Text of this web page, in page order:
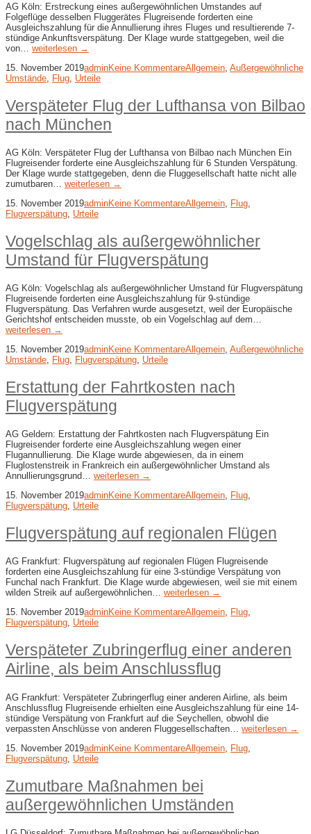
AG Köln: Erstreckung eines außergewöhnlichen Umstandes auf
Folgeflüge desselben Fluggerätes Flugreisende forderten eine
Ausgleichszahlung für die Annullierung ihres Fluges und resultierende 7-
stündige Ankunftsverspätung. Der Klage wurde stattgegeben, weil die
von… weiterlesen →
15. November 2019adminKeine KommentareAllgemein Außergewöhnliche
Umstände Flug Urteile
Verspäteter Flug der Lufthansa von Bilbao
nach München
AG Köln: Verspäteter Flug der Lufthansa von Bilbao nach München Ein
Flugreisender forderte eine Ausgleichszahlung für 6 Stunden Verspätung.
Der Klage wurde stattgegeben, denn die Fluggesellschaft hatte nicht alle
zumutbaren… weiterlesen →
15. November 2019adminKeine KommentareAllgemein Flug
Flugverspätung Urteile
Vogelschlag als außergewöhnlicher
Umstand für Flugverspätung
AG Köln: Vogelschlag als außergewöhnlicher Umstand für Flugverspätung
Flugreisende forderten eine Ausgleichszahlung für 9-stündige
Flugverspätung. Das Verfahren wurde ausgesetzt, weil der Europäische
Gerichtshof entscheiden musste, ob ein Vogelschlag auf dem…
weiterlesen →
15. November 2019adminKeine KommentareAllgemein, Außergewöhnliche
Umstände, Flug, Flugverspätung, Urteile
Erstattung der Fahrtkosten nach
Flugverspätung
AG Geldern: Erstattung der Fahrtkosten nach Flugverspätung Ein
Flugreisender forderte eine Ausgleichszahlung wegen einer
Flugannullierung. Die Klage wurde abgewiesen, da in einem
Fluglostenstreik in Frankreich ein außergewöhnlicher Umstand als
Annullierungsgrund… weiterlesen →
15. November 2019adminKeine KommentareAllgemein, Flug,
Flugverspätung, Urteile
Flugverspätung auf regionalen Flügen
AG Frankfurt: Flugverspätung auf regionalen Flügen Flugreisende
forderten eine Ausgleichszahlung für eine 3-stündige Verspätung von
Funchal nach Frankfurt. Die Klage wurde abgewiesen, weil sie mit einem
wilden Streik auf außergewöhnlichen… weiterlesen →
15. November 2019adminKeine KommentareAllgemein, Flug,
Flugverspätung, Urteile
Verspäteter Zubringerflug einer anderen
Airline, als beim Anschlussflug
AG Frankfurt: Verspäteter Zubringerflug einer anderen Airline, als beim
Anschlussflug Flugreisende erhielten eine Ausgleichszahlung für eine 14-
stündige Verspätung von Frankfurt auf die Seychellen, obwohl die
verpassten Anschlüsse von anderen Fluggesellschaften… weiterlesen →
15. November 2019adminKeine KommentareAllgemein Flug
Flugverspätung Urteile
Zumutbare Maßnahmen bei
außergewöhnlichen Umständen